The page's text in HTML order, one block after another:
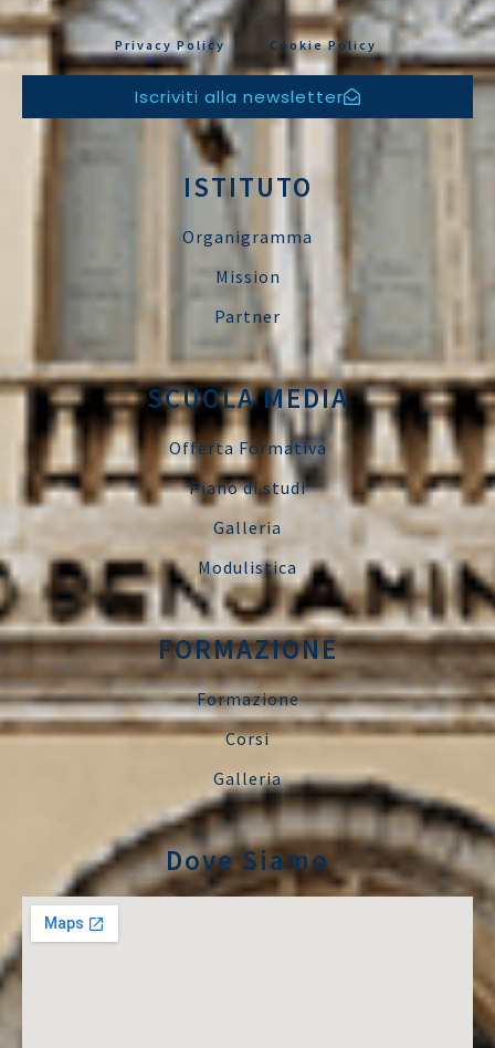
Privacy Policy Cookie Policy
Iscriviti alla newsletter
ISTITUTO
Organigramma
Mission
Partner
SCUOLA MEDIA
Offerta Formativa
Piano di studi
Galleria
Modulistica
FORMAZIONE
Formazione
Corsi
Galleria
Dove Siamo